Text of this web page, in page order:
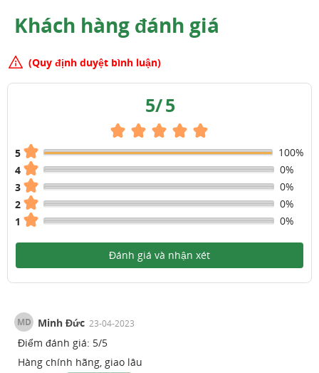
Khách hàng đánh giá
(Quy định duyệt bình luận)
5/5
5
100%
4
0%
3
0%
2
0%
1
0%
Đánh giá và nhận xét
MD Minh Đức 23-04-2023
Điểm đánh giá: 5/5
Hàng chính hãng, giao lâu